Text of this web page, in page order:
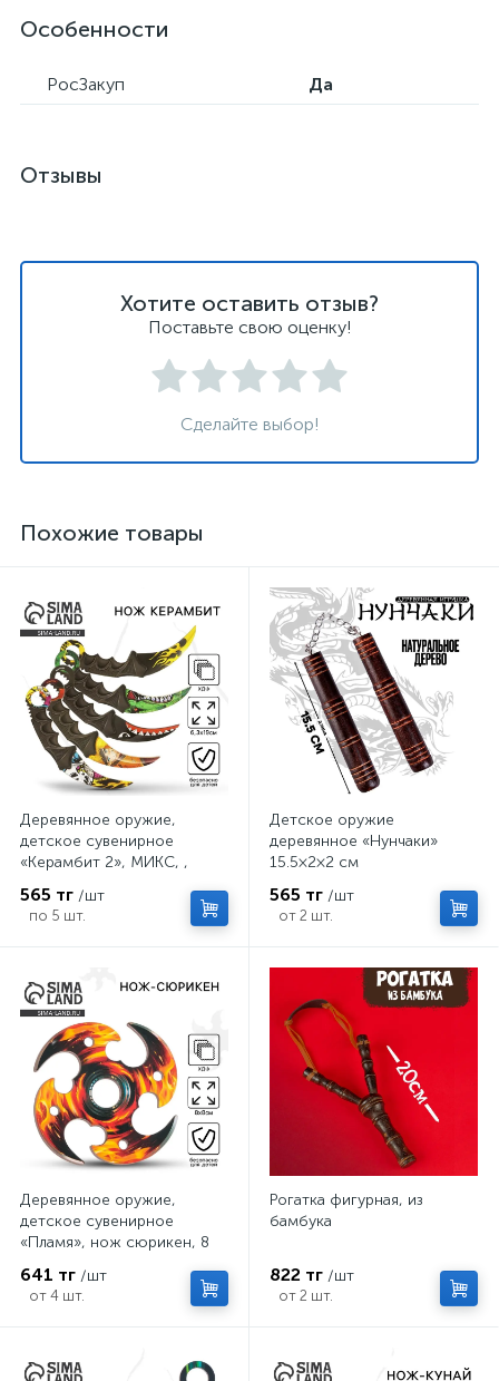
Особенности
РосЗакуп Да
Отзывы
Хотите оставить отзыв?
Поставьте свою оценку!
Сделайте выбор!
Похожие товары
Деревянное оружие,
детское сувенирное
«Керамбит 2», МИКС, ,
565 тг /шт
по 5 шт.
Детское оружие
деревянное «Нунчаки»
15.5×2×2 см
565 тг /шт
от 2 шт.
Деревянное оружие,
детское сувенирное
«Пламя», нож сюрикен, 8
641 тг /шт
от 4 шт.
Рогатка фигурная, из
бамбука
822 тг /шт
от 2 шт.